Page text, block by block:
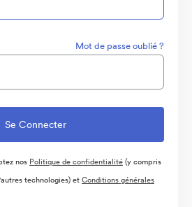
Mot de passe oublié ?
nos Politique de confidentialité(y compris
technologies) etConditions générales